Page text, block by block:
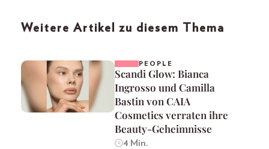
Weitere Artikel zu diesem Thema
PEOPLE
Scandi Glow: Bianca
Ingrosso und Camilla
Bastin von CAIA
Cosmetics verraten ihre
Beauty-Geheimnisse
4 Min.